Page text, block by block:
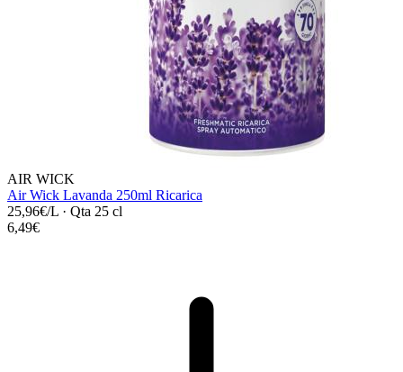
AIR WICK
Air Wick Lavanda 250ml Ricarica
25,96€/L · Qta 25 cl
6,49€